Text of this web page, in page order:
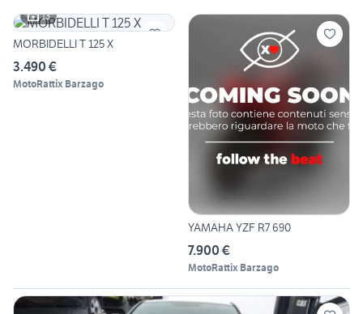
13
MORBIDELLI T 125 X
3.490 €
MotoRattix Barzago
YAMAHA YZF R7 690
7.900 €
MotoRattix Barzago